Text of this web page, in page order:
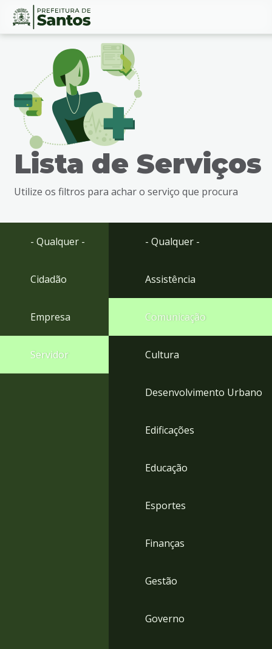
Ir
busca
Ir
Conteúdo
Lista de Serviços
Utilize os filtros para achar o serviço que procura
- Qualquer -
Cidadão
Empresa
Servidor
- Qualquer -
Assistência
Comunicação
Cultura
Desenvolvimento Urbano
Edificações
Educação
Esportes
Finanças
Gestão
Governo